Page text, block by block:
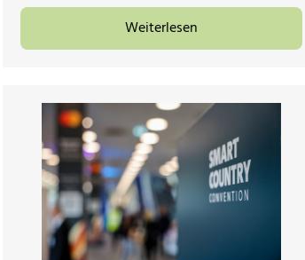
Weiterlesen